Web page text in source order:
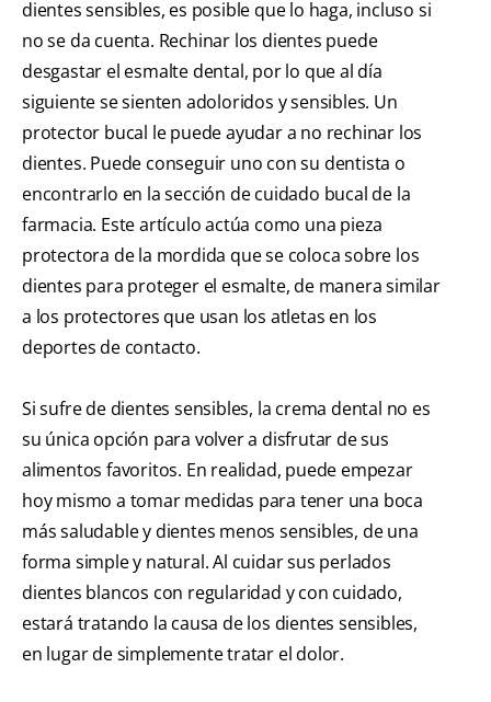
dientes sensibles, es posible que lo haga, incluso si
no se da cuenta. Rechinar los dientes puede
desgastar el esmalte dental, por lo que al día
siguiente se sienten adoloridos y sensibles. Un
protector bucal le puede ayudar a no rechinar los
dientes. Puede conseguir uno con su dentista o
encontrarlo en la sección de cuidado bucal de la
farmacia. Este artículo actúa como una pieza
protectora de la mordida que se coloca sobre los
dientes para proteger el esmalte, de manera similar
a los protectores que usan los atletas en los
deportes de contacto.
Si sufre de dientes sensibles, la crema dental no es
su única opción para volver a disfrutar de sus
alimentos favoritos. En realidad, puede empezar
hoy mismo a tomar medidas para tener una boca
más saludable y dientes menos sensibles, de una
forma simple y natural. Al cuidar sus perlados
dientes blancos con regularidad y con cuidado,
estará tratando la causa de los dientes sensibles,
en lugar de simplemente tratar el dolor.